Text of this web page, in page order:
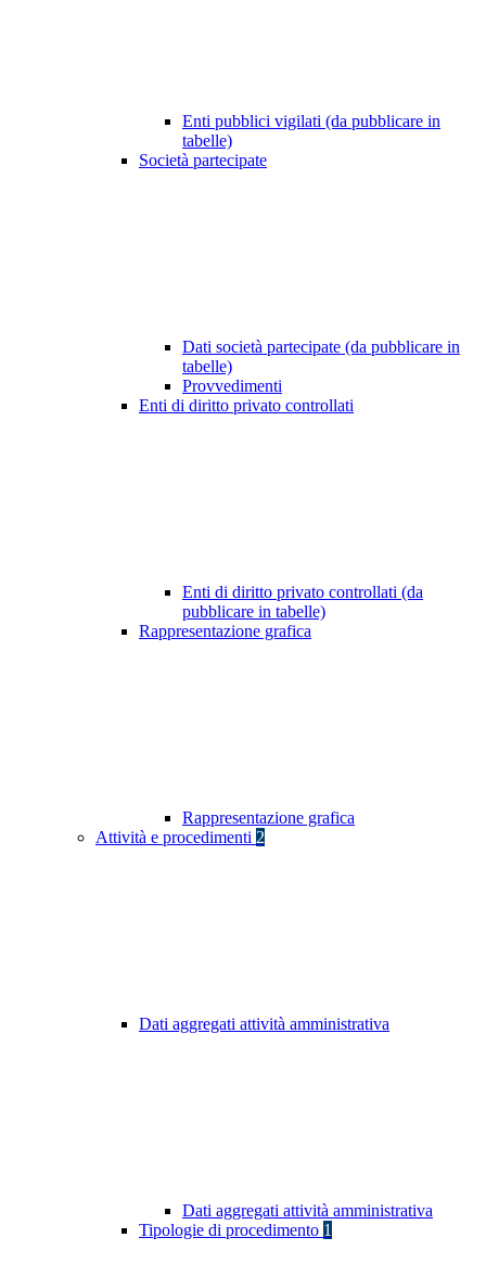
Enti pubblici vigilati (da pubblicare in
tabelle)
Società partecipate
Dati società partecipate (da pubblicare in
tabelle)
Provvedimenti
Enti di diritto privato controllati
Enti di diritto privato controllati (da
pubblicare in tabelle)
Rappresentazione grafica
Rappresentazione grafica
Attività e procedimenti 2
Dati aggregati attività amministrativa
Dati aggregati attività amministrativa
Tipologie di procedimento 1